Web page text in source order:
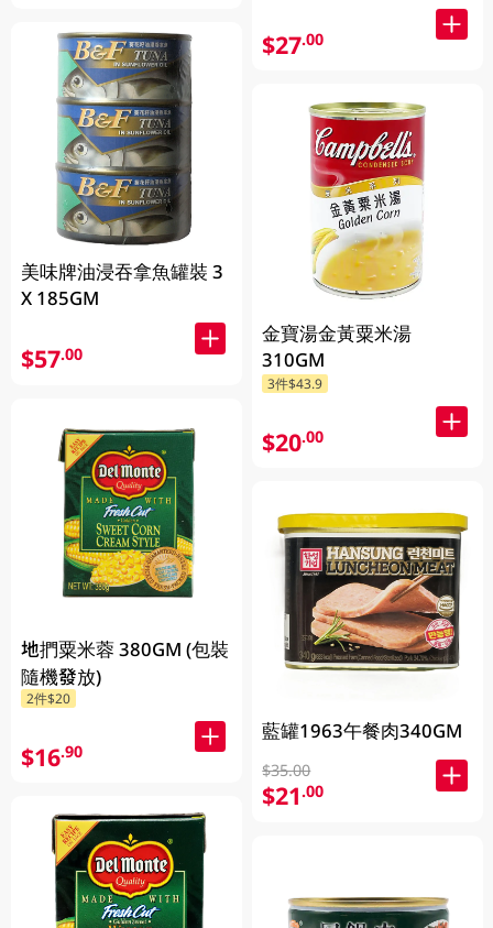
美味牌油浸吞拿魚罐裝 3
X 185GM
$57.00
地捫粟米蓉 380GM (包裝
隨機發放)
2件$20
$16.90
$27.00
金寶湯金黃粟米湯
310GM
3件$43.9
$20.00
藍罐1963午餐肉340GM
$35.00
$21.00